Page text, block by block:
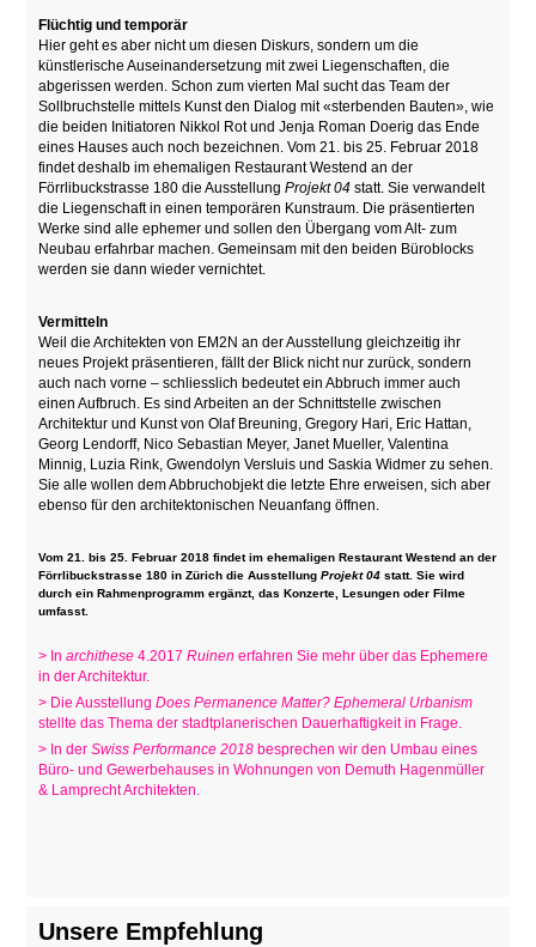
Flüchtig und temporär
Hier geht es aber nicht um diesen Diskurs, sondern um die
künstlerische Auseinandersetzung mit zwei Liegenschaften, die
abgerissen werden. Schon zum vierten Mal sucht das Team der
Sollbruchstelle mittels Kunst den Dialog mit «sterbenden Bauten», wie
die beiden Initiatoren Nikkol Rot und Jenja Roman Doerig das Ende
eines Hauses auch noch bezeichnen. Vom 21. bis 25. Februar 2018
findet deshalb im ehemaligen Restaurant Westend an der
Förrlibuckstrasse 180 die AusstellungProjekt 04statt. Sie verwandelt
die Liegenschaft in einen temporären Kunstraum. Die präsentierten
Werke sind alle ephemer und sollen den Übergang vom Alt- zum
Neubau erfahrbar machen. Gemeinsam mit den beiden Büroblocks
werden sie dann wieder vernichtet.
Vermitteln
Weil die Architekten von EM2N an der Ausstellung gleichzeitig ihr
neues Projekt präsentieren, fällt der Blick nicht nur zurück, sondern
auch nach vorne – schliesslich bedeutet ein Abbruch immer auch
einen Aufbruch. Es sind Arbeiten an der Schnittstelle zwischen
Architektur und Kunst von Olaf Breuning, Gregory Hari, Eric Hattan,
Georg Lendorff, Nico Sebastian Meyer, Janet Mueller, Valentina
Minnig, Luzia Rink, Gwendolyn Versluis und Saskia Widmer zu sehen.
Sie alle wollen dem Abbruchobjekt die letzte Ehre erweisen, sich aber
ebenso für den architektonischen Neuanfang öffnen.
Vom 21. bis 25. Februar 2018 findet im ehemaligen Restaurant Westend an der
Förrlibuckstrasse 180 in Zürich die AusstellungProjekt 04statt. Sie wird
durch ein Rahmenprogramm ergänzt, das Konzerte, Lesungen oder Filme
umfasst.
> Inarchithese4.2017 Ruinenerfahren Sie mehr über das Ephemere
in der Architektur.
> Die AusstellungDoes Permanence Matter? Ephemeral Urbanism
stellte das Thema der stadtplanerischen Dauerhaftigkeit in Frage.
> In derSwiss Performance 2018 besprechen wir den Umbau eines
Büro- und Gewerbehauses in Wohnungen von Demuth Hagenmüller
& Lamprecht Architekten.
Unsere Empfehlung